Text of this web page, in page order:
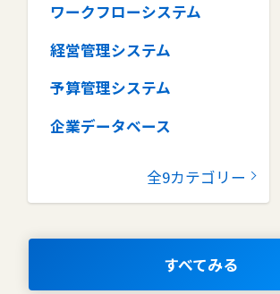
ワークフローシステム
経営管理システム
予算管理システム
企業データベース
グループウェア
コラボレーションツール
ナレッジマネジメントツール
全9カテゴリー
すべてみる